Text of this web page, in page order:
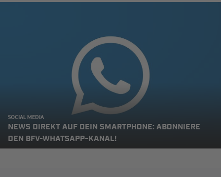
SOCIAL MEDIA
NEWS DIREKT AUF DEIN SMARTPHONE: ABONNIERE
DEN BFV-WHATSAPP-KANAL!